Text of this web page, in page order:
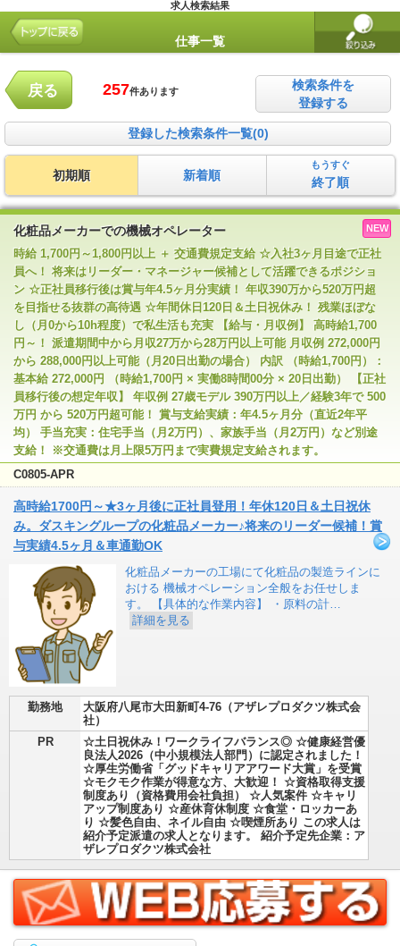
求人検索結果
仕事一覧
戻る 257件あります
検索条件を
登録する
登録した検索条件一覧(0)
初期順 新着順
もうすぐ
終了順
NEW
化粧品メーカーでの機械オペレーター
時給 1,700円～1,800円以上 ＋ 交通費規定支給 ☆入社3ヶ月目途で正社
員へ！ 将来はリーダー・マネージャー候補として活躍できるポジショ
ン ☆正社員移行後は賞与年4.5ヶ月分実績！ 年収390万から520万円超
を目指せる抜群の高待遇 ☆年間休日120日＆土日祝休み！ 残業ほぼな
し（月0から10h程度）で私生活も充実 【給与・月収例】 高時給1,700
円～！ 派遣期間中から月収27万から28万円以上可能 月収例 272,000円
から 288,000円以上可能（月20日出勤の場合） 内訳 （時給1,700円）：
基本給 272,000円 （時給1,700円 × 実働8時間00分 × 20日出勤） 【正社
員移行後の想定年収】 年収例 27歳モデル 390万円以上／経験3年で 500
万円 から 520万円超可能！ 賞与支給実績：年4.5ヶ月分（直近2年平
均） 手当充実：住宅手当（月2万円）、家族手当（月2万円）など別途
支給！ ※交通費は月上限5万円まで実費規定支給されます。
C0805-APR
高時給1700円～★3ヶ月後に正社員登用！年休120日＆土日祝休
み。ダスキングループの化粧品メーカー♪将来のリーダー候補！賞
与実績4.5ヶ月＆車通勤OK
化粧品メーカーの工場にて化粧品の製造ラインに
おける 機械オペレーション全般をお任せしま
す。 【具体的な作業内容】 ・原料の計…
詳細を見る
勤務地
大阪府八尾市大田新町4-76（アザレプロダクツ株式会
社）
PR
☆土日祝休み！ワークライフバランス◎ ☆健康経営優
良法人2026（中小規模法人部門）に認定されました！
☆厚生労働省「グッドキャリアアワード大賞」を受賞
☆モクモク作業が得意な方、大歓迎！ ☆資格取得支援
制度あり（資格費用会社負担） ☆人気案件 ☆キャリ
アップ制度あり ☆産休育休制度 ☆食堂・ロッカーあ
り ☆髪色自由、ネイル自由 ☆喫煙所あり この求人は
紹介予定派遣の求人となります。 紹介予定先企業：ア
ザレプロダクツ株式会社